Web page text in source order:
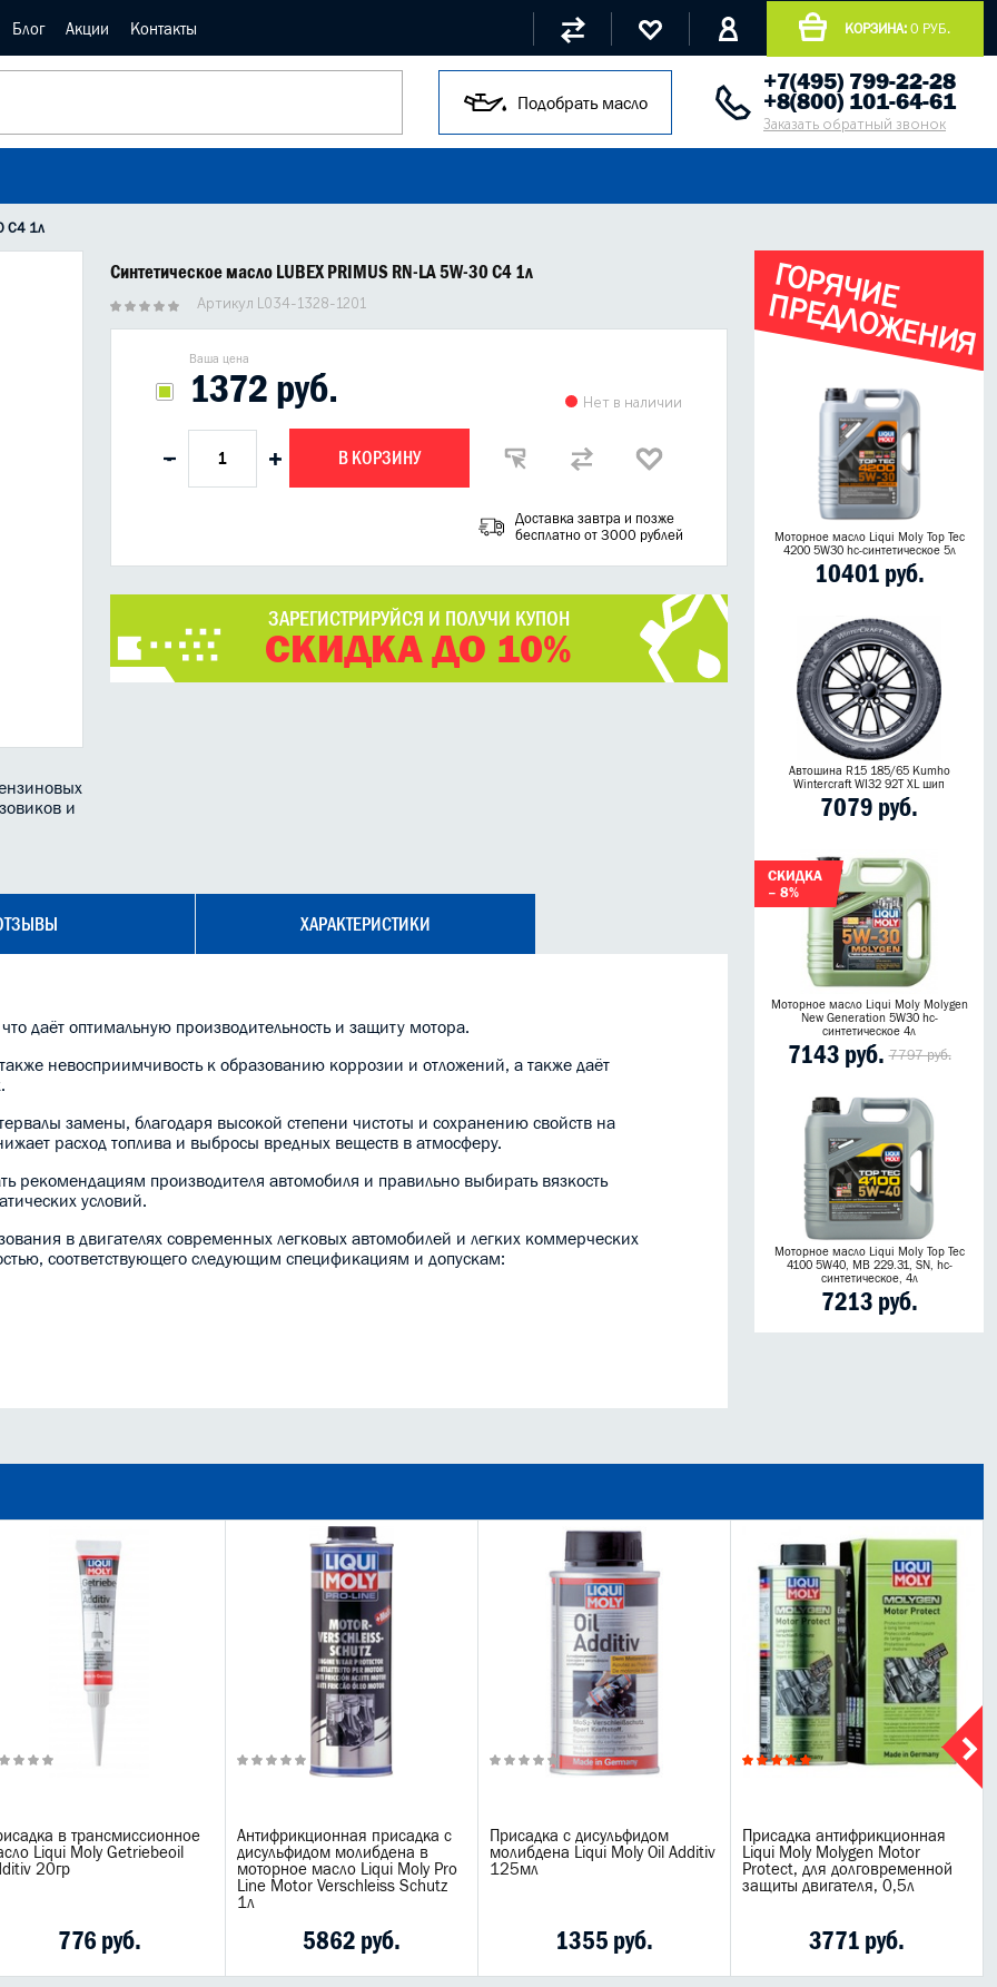
Блог Акции Контакты КОРЗИНА: 0 РУБ.
Подобрать масло
+7(495) 799-22-28
+8(800) 101-64-61
Заказать обратный звонок
C4 1л
и
Синтетическое масло LUBEX PRIMUS RN-LA 5W-30 C4 1л
Артикул L034-1328-1201
Ваша цена
1372 руб. Нет в наличии
- + В КОРЗИНУ
Доставка завтра и позже
бесплатно от 3000 рублей
ЗАРЕГИСТРИРУЙСЯ И ПОЛУЧИ КУПОН
СКИДКА ДО 10%
ХАРАКТЕРИСТИКИ
даёт оптимальную производительность и защиту мотора.
невосприимчивость к образованию коррозии и отложений, а также даёт
замены, благодаря высокой степени чистоты и сохранению свойств на
расход топлива и выбросы вредных веществ в атмосферу.
рекомендациям производителя автомобиля и правильно выбирать вязкость
условий.
в двигателях современных легковых автомобилей и легких коммерческих
соответствующего следующим спецификациям и допускам:
Г
О
Р
Я
Ч
И
Е
П
Р
Е
Д
Л
О
Ж
Е
Н
И
Я
Моторное масло Liqui Moly Top Tec
4200 5W30 hc-синтетическое 5л
10401 руб.
Автошина R15 185/65 Kumho
Wintercraft WI32 92T XL шип
7079 руб.
СКИДКА
– 8%
Моторное масло Liqui Moly Molygen
New Generation 5W30 hc-
синтетическое 4л
7143 руб. 7797 руб.
Моторное масло Liqui Moly Top Tec
4100 5W40, MB 229.31, SN, hc-
синтетическое, 4л
7213 руб.
в трансмиссионное
Liqui Moly Getriebeoil
20гр
776 руб.
Антифрикционная присадка с
дисульфидом молибдена в
моторное масло Liqui Moly Pro
Line Motor Verschleiss Schutz
1л
5862 руб.
Присадка с дисульфидом
молибдена Liqui Moly Oil Additiv
125мл
1355 руб.
Присадка антифрикционная
Liqui Moly Molygen Motor
Protect, для долговременной
защиты двигателя, 0,5л
3771 руб.